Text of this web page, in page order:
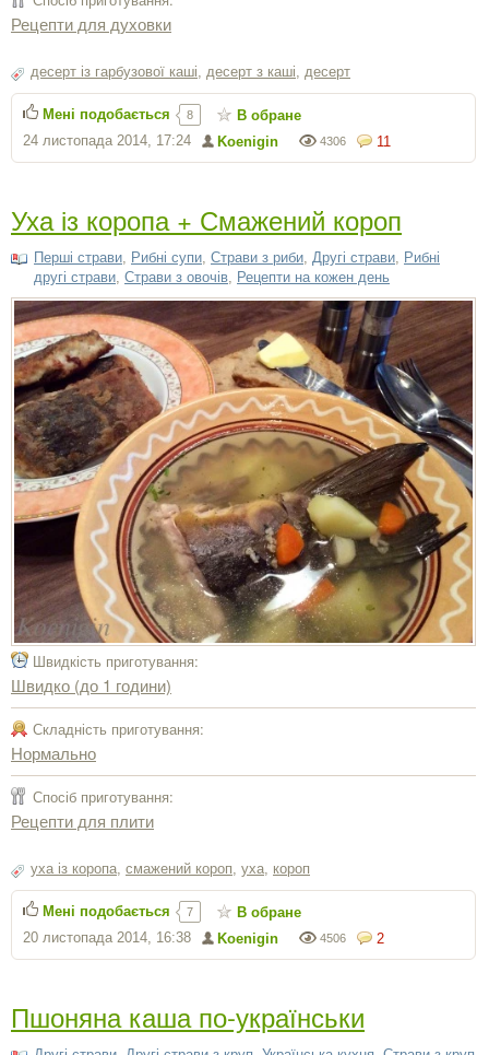
Рецепти для духовки
десерт із гарбузової каші, десерт з каші, десерт
11
4306
Koenigin
24 листопада 2014, 17:24
Мені подобається 8 В обране
Уха із коропа + Смажений короп
Перші страви, Рибні супи, Страви з риби, Другі страви, Рибні
другі страви, Страви з овочів, Рецепти на кожен день
Швидкість приготування:
Швидко (до 1 години)
Складність приготування:
Нормально
Спосіб приготування:
Рецепти для плити
уха із коропа, смажений короп, уха, короп
2
4506
Koenigin
20 листопада 2014, 16:38
Мені подобається 7 В обране
Пшоняна каша по-українськи